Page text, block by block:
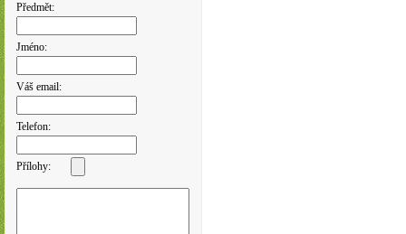
Předmět:
Jméno:
Váš email:
Telefon:
Přílohy: